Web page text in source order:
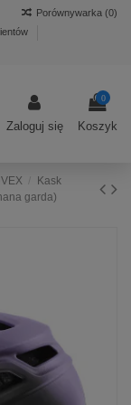
Porównywarka (0)
Zaloguj się
0
Koszyk
Kask
garda)